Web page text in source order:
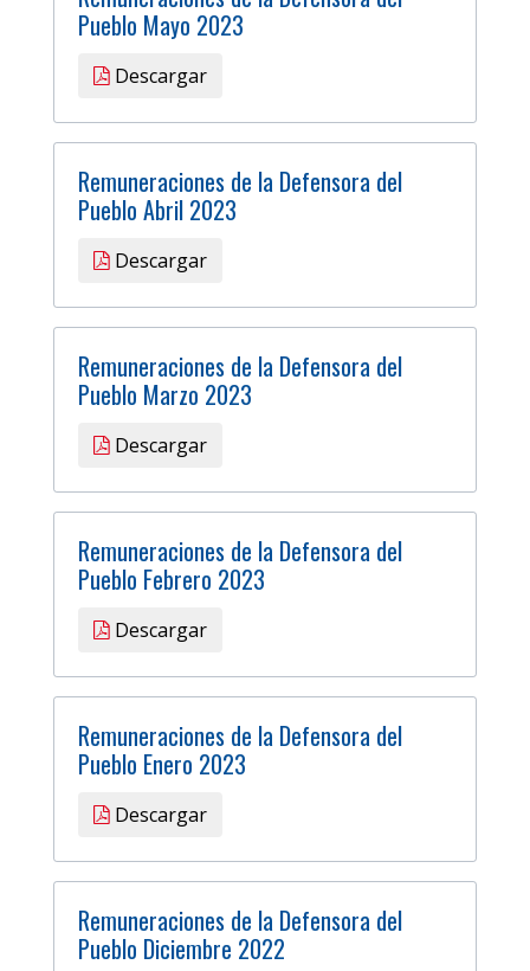
Pueblo Mayo 2023
Descargar
Remuneraciones de la Defensora del
Pueblo Abril 2023
Descargar
Remuneraciones de la Defensora del
Pueblo Marzo 2023
Descargar
Remuneraciones de la Defensora del
Pueblo Febrero 2023
Descargar
Remuneraciones de la Defensora del
Pueblo Enero 2023
Descargar
Remuneraciones de la Defensora del
Pueblo Diciembre 2022